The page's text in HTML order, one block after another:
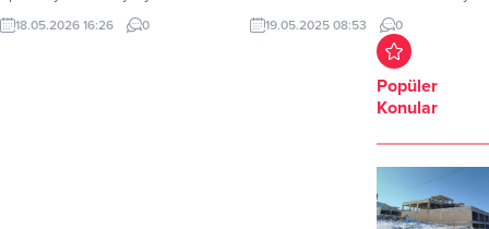
yayımladığı mesajda, gençlerin
bilim, teknoloji ve sporla
18.05.2026 16:26 0
1919’da Samsun’a çıkarak başlattığı
kurtuluş mücadelesinin 106. yıl
dönümünde, bütün milletimizin 19
Mayıs Atatürk’ü Anma, Gençlik ve
Spor bayramını büyük bir gururla,
esareti reddeden, bağımsızlığı
karakteri sayan bir milletin yeniden
dirilişinin, umutla atılan ilk adımın ve
19.05.2025 08:53 0
Popüler
Konular